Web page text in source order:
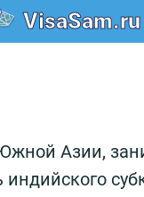
VisaSam.ru
Южной Азии,